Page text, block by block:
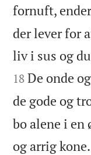
fornuft,
der lever for
liv i sus og
18 De onde
de gode og
bo alene i en
og arrig kone.